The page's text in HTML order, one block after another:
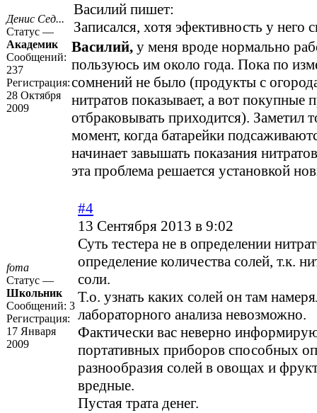
Денис Сед...
Статус —
Академик
Сообщений:
237
Регистрация:
28 Октября
2009
Василий пишет:
Записался, хотя эфективность у него
Василий, у меня вроде нормально
пользуюсь им около года. Пока по
сомнений не было (продукты с
нитратов показывает, а вот покупные
отбраковывать приходится). Заметил
момент, когда батарейки
начинает завышать показания
эта проблема решается установкой
foma
Статус —
Школьник
Сообщений: 3
Регистрация:
17 Января
2009
#4
13 Сентября 2013 в 9:02
Суть тестера не в определении
определение количества солей, т.к.
соли.
Т.о. узнать каких солей он там
лабораторного анализа невозможно.
Фактически вас неверно
портативных приборов способных
разнообразия солей в овощах и
вредные.
Пустая трата денег.